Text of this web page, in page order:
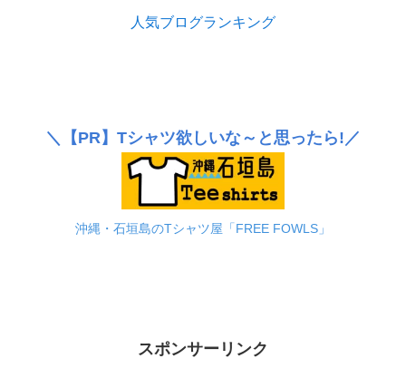
人気ブログランキング
＼ 【PR】 Tシャツ欲しいな～と思ったら!／
沖縄・石垣島のTシャツ屋「FREE FOWLS」
スポンサーリンク